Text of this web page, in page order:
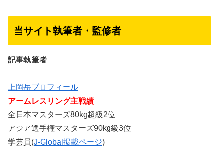
当サイト執筆者・監修者
記事執筆者
上岡岳プロフィール
アームレスリング主戦績
全日本マスターズ80kg超級2位
アジア選手権マスターズ90kg級3位
学芸員(J-Global掲載ページ)